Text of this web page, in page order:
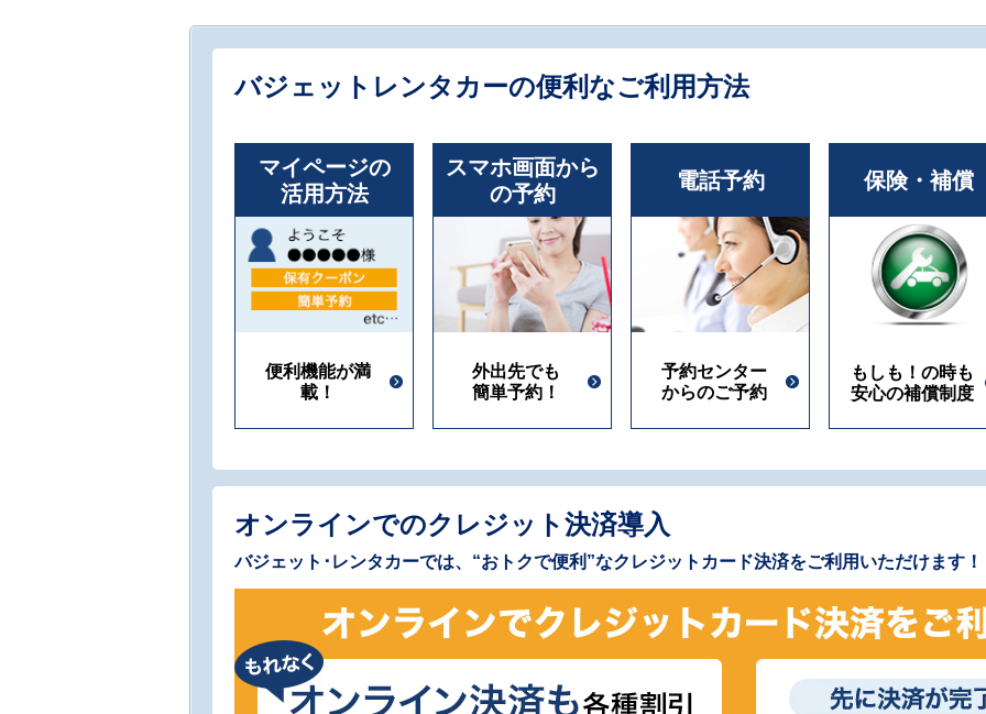
バジェットレンタカーの便利なご利用方法
マイページの
活用方法
便利機能が満
載！
スマホ画面から
の予約
外出先でも
簡単予約！
電話予約
予約センター
からのご予約
保険・補償
もしも！の時も
安心の補償制度
オンラインでのクレジット決済導入
バジェット･レンタカーでは、“おトクで便利”なクレジットカード決済をご利用いただけます！